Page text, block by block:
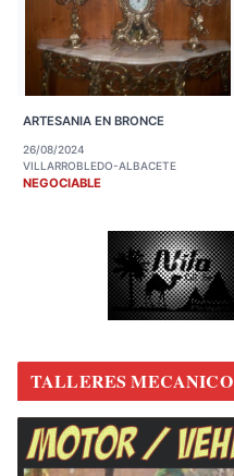
ARTESANIA EN BRONCE
26/08/2024
VILLARROBLEDO-ALBACETE
NEGOCIABLE
TALLERES MECANICO